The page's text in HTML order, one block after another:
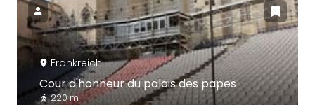
Frankreich
Cour d'honneur du palais des papes
220 m